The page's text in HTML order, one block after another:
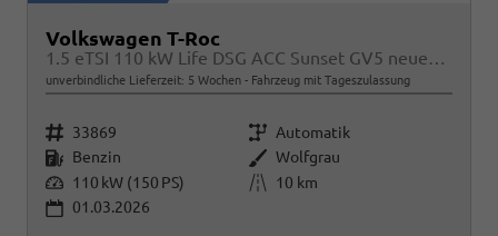
Volkswagen T-Roc
1.5 eTSI 110 kW Life DSG ACC Sunset GV5 neues Modell
unverbindliche Lieferzeit: 5 Wochen Fahrzeug mit Tageszulassung
Fahrzeugnr. 33869 Getriebe Automatik
Kraftstoff Benzin Außenfarbe Wolfgrau
Leistung 110 kW (150 PS) Kilometerstand
10 km
01.03.2026